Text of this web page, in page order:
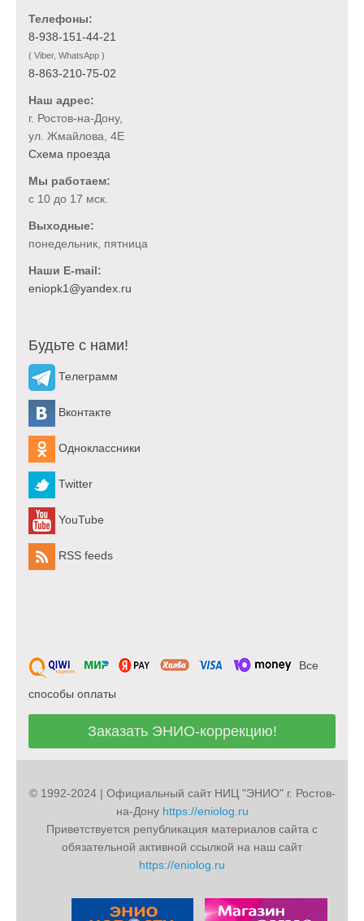
Телефоны:
8-938-151-44-21
( Viber, WhatsApp )
8-863-210-75-02
Наш адрес:
г. Ростов-на-Дону,
ул. Жмайлова, 4Е
Схема проезда
Мы работаем:
с 10 до 17 мск.
Выходные:
понедельник, пятница
Наши E-mail:
Будьте с нами!
Телеграмм
Вконтакте
Одноклассники
Twitter
YouTube
RSS feeds
Все
способы оплаты
Заказать ЭНИО-коррекцию!
© 1992-2024 | Официальный сайт НИЦ "ЭНИО" г. Ростов-
на-Дону https://eniolog.ru
Приветствуется републикация материалов сайта с
обязательной активной ссылкой на наш сайт
https://eniolog.ru